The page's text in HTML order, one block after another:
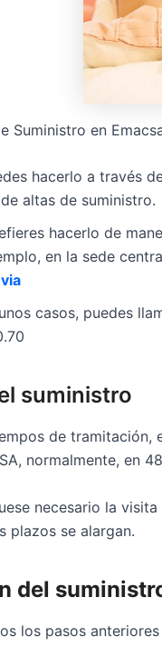
Suministro en
hacerlo a través
altas de suministro.
hacerlo de
en la sede
casos, puedes
suministro
de tramitación,
normalmente, en
necesario la
plazos se alargan.
del
los pasos